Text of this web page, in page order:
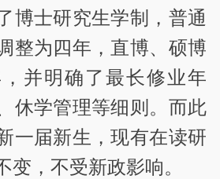
博士研究生学制，普通
整为四年，直博、硕博
并明确了最长修业年
休学管理等细则。而此
一届新生，现有在读研
变，不受新政影响。